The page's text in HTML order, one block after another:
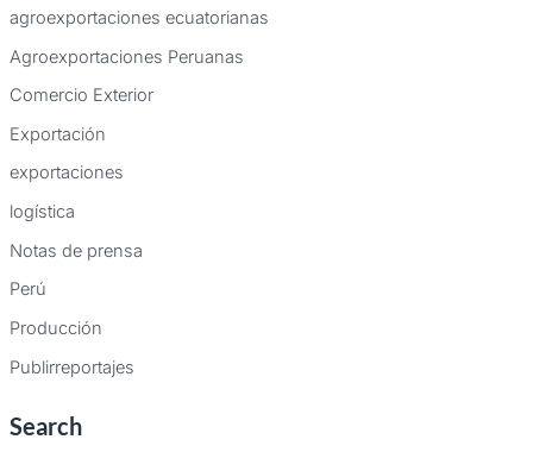
agroexportaciones ecuatorianas
Agroexportaciones Peruanas
Comercio Exterior
Exportación
exportaciones
logística
Notas de prensa
Perú
Producción
Publirreportajes
Search